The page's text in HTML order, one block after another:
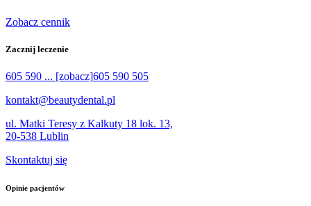
Zobacz cennik
Zacznij leczenie
605 590 ... [zobacz]605 590 505
kontakt@beautydental.pl
ul. Matki Teresy z Kalkuty 18 lok. 13,
20-538 Lublin
Skontaktuj się
Opinie pacjentów